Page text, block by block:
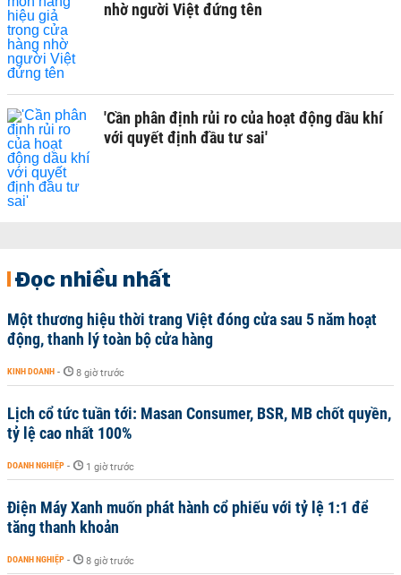
nhờ người Việt đứng tên
'Cần phân định rủi ro của hoạt động dầu khí
với quyết định đầu tư sai'
Đọc nhiều nhất
Một thương hiệu thời trang Việt đóng cửa sau 5 năm hoạt
động, thanh lý toàn bộ cửa hàng
KINH DOANH - 8 giờ trước
Lịch cổ tức tuần tới: Masan Consumer, BSR, MB chốt quyền,
tỷ lệ cao nhất 100%
DOANH NGHIỆP - 1 giờ trước
Điện Máy Xanh muốn phát hành cổ phiếu với tỷ lệ 1:1 để
tăng thanh khoản
DOANH NGHIỆP - 8 giờ trước